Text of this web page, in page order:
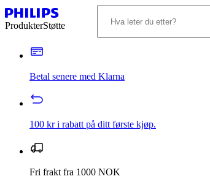
ProdukterStøtte
Betal senere med Klarna
100 kr i rabatt på ditt første kjøp.
Fri frakt fra 1000 NOK